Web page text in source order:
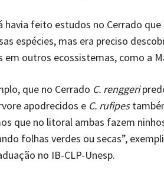
havia feito estudos no Cerrado
espécies, mas era preciso
em outros ecossistemas, como a
que no Cerrado C. renggeri
apodrecidos e C. rufipes
que no litoral ambas fazem
folhas verdes ou secas”,
no IB-CLP-Unesp.